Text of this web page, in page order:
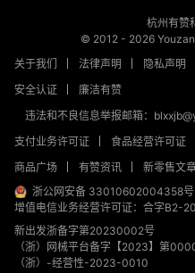
杭州有赞
© 2012 - 2026
关于我们
法律声明 隐私声明
安全认证
廉洁有赞
违法和不良信息举报邮箱：
支付业务许可证
食品经营许可证
商品广场
有赞资讯 新零售文
浙公网安备 33010602004358号
增值电信业务经营许可证：合字B2-
新出发浙备字第20230002号
（浙）网械平台备字【2023】第
（浙）-经营性-2023-0010